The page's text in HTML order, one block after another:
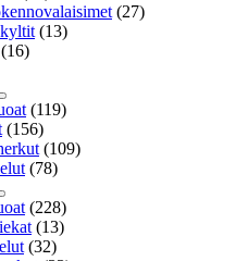
(27)
(13)
(16)
(119)
(156)
(109)
(78)
(228)
(13)
(32)